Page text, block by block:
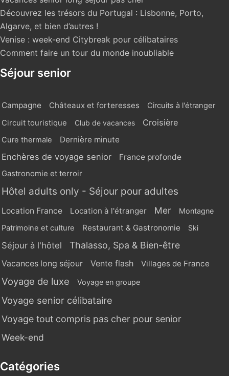
Découvrez les trésors du Portugal : Lisbonne, Porto,
Algarve, et bien d’autres !
Venise : week-end Citybreak pour célibataires
Comment faire un tour du monde inoubliable
Séjour senior
Campagne Châteaux et forteresses
Circuits à l'étranger
Circuit touristique
Club de vacances Croisière
Cure thermale Dernière minute
Enchères de voyage senior
France profonde
Gastronomie et terroir
Hôtel adults only - Séjour pour adultes
Location France Location à l'étranger Mer Montagne
Patrimoine et culture Restaurant & Gastronomie Ski
Séjour à l'hôtel Thalasso, Spa & Bien-être
Vacances long séjour Vente flash Villages de France
Voyage de luxe Voyage en groupe
Voyage senior célibataire
Voyage tout compris pas cher pour senior
Week-end
Catégories